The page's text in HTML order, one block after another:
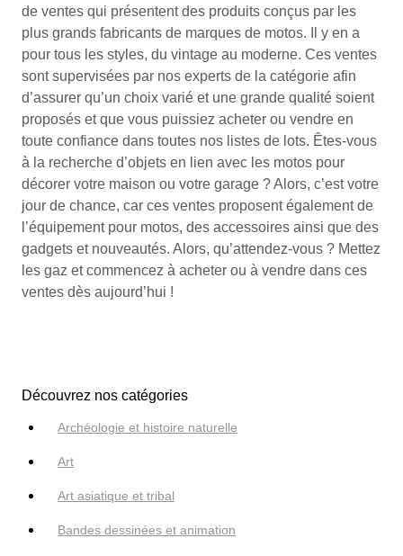
de ventes qui présentent des produits conçus par les
plus grands fabricants de marques de motos. Il y en a
pour tous les styles, du vintage au moderne. Ces ventes
sont supervisées par nos experts de la catégorie afin
d’assurer qu’un choix varié et une grande qualité soient
proposés et que vous puissiez acheter ou vendre en
toute confiance dans toutes nos listes de lots. Êtes-vous
à la recherche d’objets en lien avec les motos pour
décorer votre maison ou votre garage ? Alors, c’est votre
jour de chance, car ces ventes proposent également de
l’équipement pour motos, des accessoires ainsi que des
gadgets et nouveautés. Alors, qu’attendez-vous ? Mettez
les gaz et commencez à acheter ou à vendre dans ces
ventes dès aujourd’hui !
Découvrez nos catégories
Archéologie et histoire naturelle
Art
Art asiatique et tribal
Bandes dessinées et animation